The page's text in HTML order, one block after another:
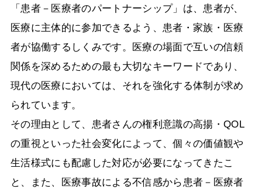
「患者－医療者のパートナーシップ」は、患者が、
医療に主体的に参加できるよう、患者・家族・医療
者が協働するしくみです。医療の場面で互いの信頼
関係を深めるための最も大切なキーワードであり、
現代の医療においては、それを強化する体制が求め
られています。
その理由として、患者さんの権利意識の高揚・QOL
の重視といった社会変化によって、個々の価値観や
生活様式にも配慮した対応が必要になってきたこ
と、また、医療事故による不信感から患者－医療者